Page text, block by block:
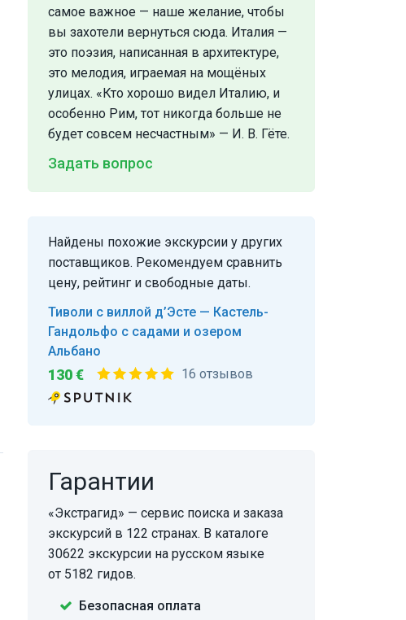
самое важное — наше желание, чтобы
вы захотели вернуться сюда. Италия —
это поэзия, написанная в архитектуре,
это мелодия, играемая на мощёных
улицах. «Кто хорошо видел Италию, и
особенно Рим, тот никогда больше не
будет совсем несчастным» — И. В. Гёте.
Задать вопрос
Найдены похожие экскурсии у других
поставщиков. Рекомендуем сравнить
цену, рейтинг и свободные даты.
Тиволи с виллой д’Эсте — Кастель-
Гандольфо с садами и озером
Альбано
130 € 16 отзывов
Гарантии
«Экстрагид» — сервис поиска и заказа
экскурсий в 122 странах. В каталоге
30622 экскурсии на русском языке
от 5182 гидов.
Безопасная оплата